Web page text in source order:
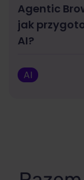
Agentic
jak
AI?
AI